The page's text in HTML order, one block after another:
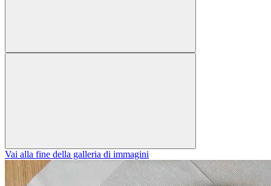
Vai alla fine della galleria di immagini